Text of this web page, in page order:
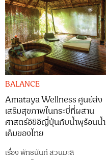
BALANCE
Amataya Wellness ศูนย์ส่ง
เสริมสุขภาพในกระบี่ที่ผสาน
ศาสตร์อิชิอิญี่ปุ่นกับน้ำพุร้อนน้ำ
เค็มของไทย
เรื่องพัทธนันท์ สวนมะลิ